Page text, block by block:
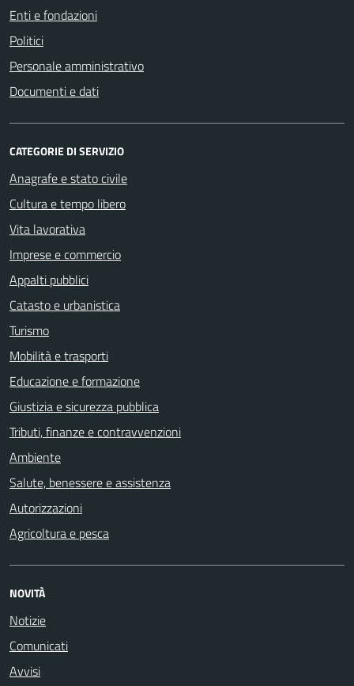
Enti e fondazioni
Politici
Personale amministrativo
Documenti e dati
CATEGORIE DI SERVIZIO
Anagrafe e stato civile
Cultura e tempo libero
Vita lavorativa
Imprese e commercio
Appalti pubblici
Catasto e urbanistica
Turismo
Mobilità e trasporti
Educazione e formazione
Giustizia e sicurezza pubblica
Tributi, finanze e contravvenzioni
Ambiente
Salute, benessere e assistenza
Autorizzazioni
Agricoltura e pesca
NOVITÀ
Notizie
Comunicati
Avvisi